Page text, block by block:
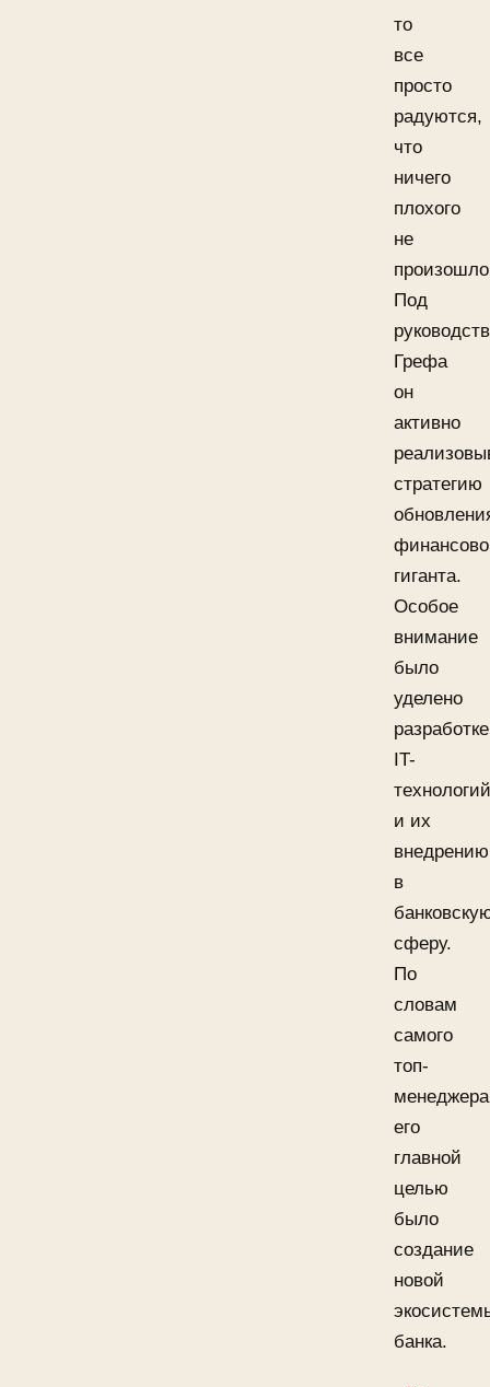
то
все
просто
радуются,
что
ничего
плохого
не
Под
Грефа
он
активно
стратегию
гиганта.
Особое
внимание
было
уделено
разработке
IT-
технологий
и их
внедрению
в
сферу.
По
словам
самого
топ-
его
главной
целью
было
создание
новой
банка.